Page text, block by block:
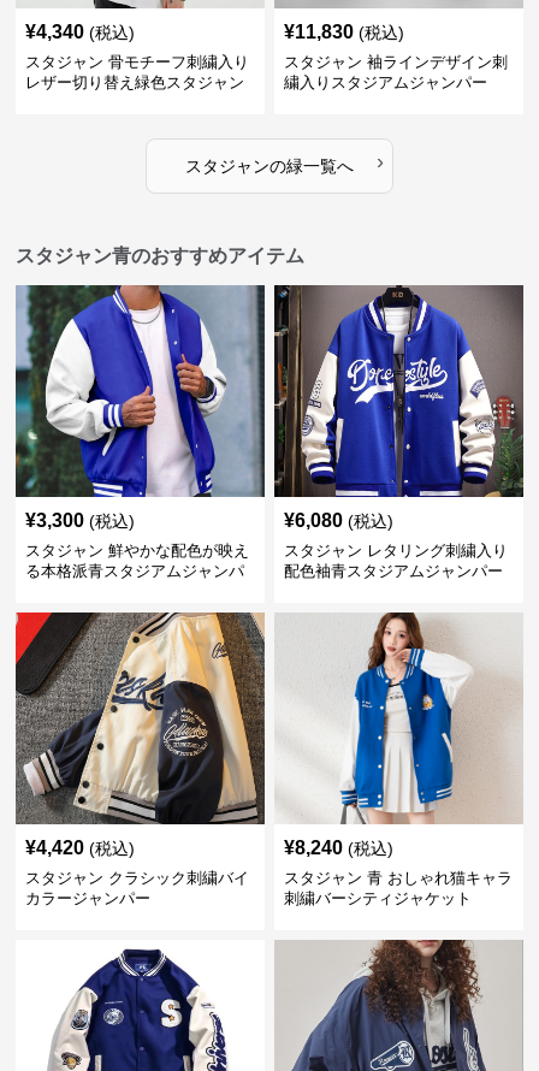
¥4,340 (税込)
スタジャン 骨モチーフ刺繍入り
レザー切り替え緑色スタジャン
¥11,830 (税込)
スタジャン 袖ラインデザイン刺
繍入りスタジアムジャンパー
スタジャンの緑一覧へ ›
スタジャン青のおすすめアイテム
¥3,300 (税込)
スタジャン 鮮やかな配色が映え
る本格派青スタジアムジャンパ
¥6,080 (税込)
スタジャン レタリング刺繍入り
配色袖青スタジアムジャンパー
¥4,420 (税込)
スタジャン クラシック刺繍バイ
カラージャンパー
¥8,240 (税込)
スタジャン 青 おしゃれ猫キャラ
刺繍バーシティジャケット